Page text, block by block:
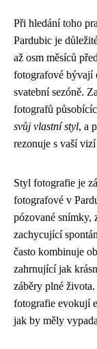
Při hledání toho
Pardubic je
až osm měsíců
fotografové bývají
svatební sezóně.
fotografů
svůj vlastní styl, a
rezonuje s vaší
Styl fotografie je
fotografové v
pózované snímky,
zachycující
často kombinuje
zahrnující jak
záběry plné
fotografie evokují
jak by měly